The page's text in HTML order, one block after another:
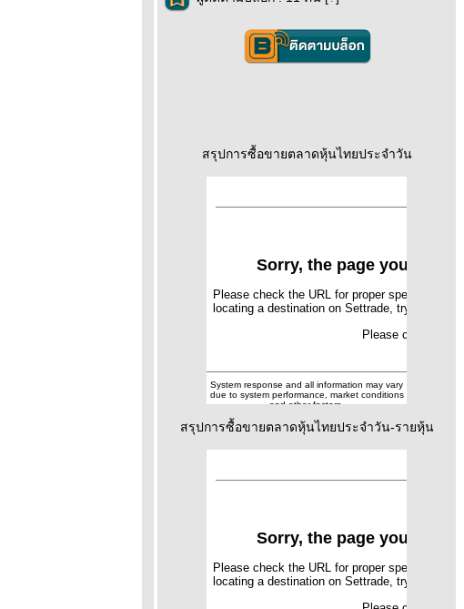
สรุปการซื้อขายตลาดหุ้นไทยประจำวัน
สรุปการซื้อขายตลาดหุ้นไทยประจำวัน-รายหุ้น